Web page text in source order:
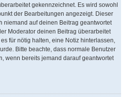
gekennzeichnet. Es wird sowohl
der Bearbeitungen angezeigt. Dieser
niemand auf deinen Beitrag geantwortet
Moderator deinen Beitrag überarbeitet
für nötig halten, eine Notiz hinterlassen,
Bitte beachte, dass normale Benutzer
wenn bereits jemand darauf geantwortet